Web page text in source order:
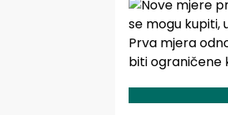
Prva mjera
biti ograničene